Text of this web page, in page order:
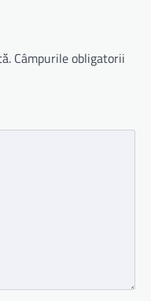
Câmpurile obligatorii